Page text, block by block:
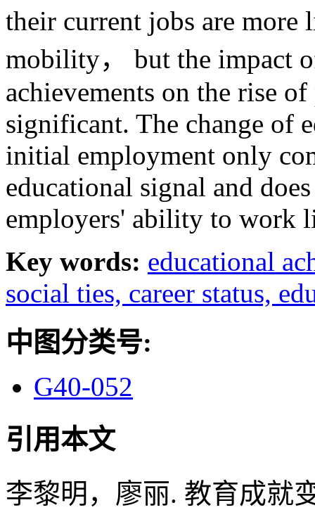
their current jobs are more
mobility， but the impact
achievements on the rise
significant. The change of
initial employment only
educational signal and
employers' ability to work
Key words: educational
social ties, career status,
中图分类号:
G40-052
引用本文
李黎明，廖丽. 教育成就